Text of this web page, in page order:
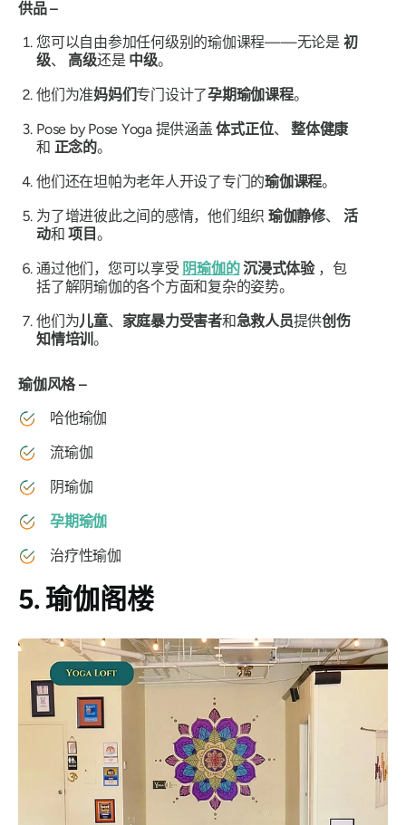
供品 –
您可以自由参加任何级别的瑜伽课程——无论是 初
级、 高级还是 中级。
他们为准妈妈们专门设计了孕期瑜伽课程。
Pose by Pose Yoga 提供涵盖体式正位、整体健康
和 正念的。
他们还在坦帕为老年人开设了专门的瑜伽课程。
为了增进彼此之间的感情，他们组织 瑜伽静修、 活
动和项目。
通过他们，您可以享受 阴瑜伽的沉浸式体验，包
括了解阴瑜伽的各个方面和复杂的姿势。
他们为儿童、 家庭暴力受害者和急救人员提供创伤
知情培训。
瑜伽风格 –
哈他瑜伽
流瑜伽
阴瑜伽
孕期瑜伽
治疗性瑜伽
5. 瑜伽阁楼